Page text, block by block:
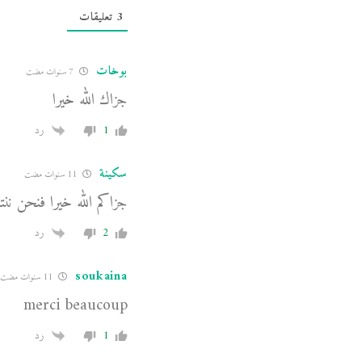
3 تعليقات
بوخات
جزاك الله خيرا
1 رد
سكينة
جزاكم الله خيرا فنحن
2 رد
soukaina
merci beaucoup
1 رد